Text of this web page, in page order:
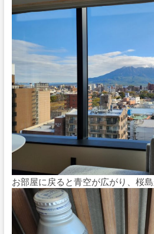
お部屋に戻ると青空が広がり、桜